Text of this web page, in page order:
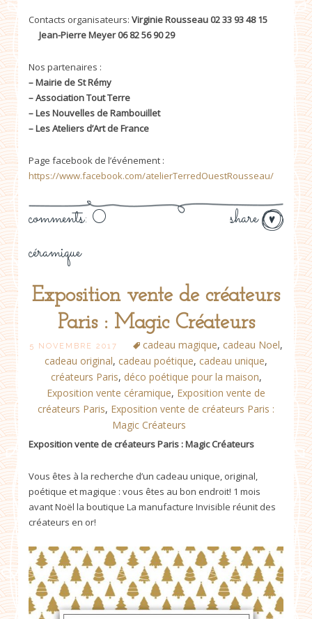
Contacts organisateurs: Virginie Rousseau 02 33 93 48 15
Jean-Pierre Meyer 06 82 56 90 29
Nos partenaires :
– Mairie de St Rémy
– Association Tout Terre
– Les Nouvelles de Rambouillet
– Les Ateliers d’Art de France
Page facebook de l’événement :
https://www.facebook.com/atelierTerredOuestRousseau/
share
comments: 0
céramique
Exposition vente de créateurs
Paris : Magic Créateurs
5 NOVEMBRE 2017 cadeau magique, cadeau Noel,
cadeau original, cadeau poétique, cadeau unique,
créateurs Paris, déco poétique pour la maison,
Exposition vente céramique, Exposition vente de
créateurs Paris, Exposition vente de créateurs Paris :
Magic Créateurs
Exposition vente de créateurs Paris : Magic Créateurs
Vous êtes à la recherche d’un cadeau unique, original,
poétique et magique : vous êtes au bon endroit! 1 mois
avant Noël la boutique La manufacture Invisible réunit des
créateurs en or!